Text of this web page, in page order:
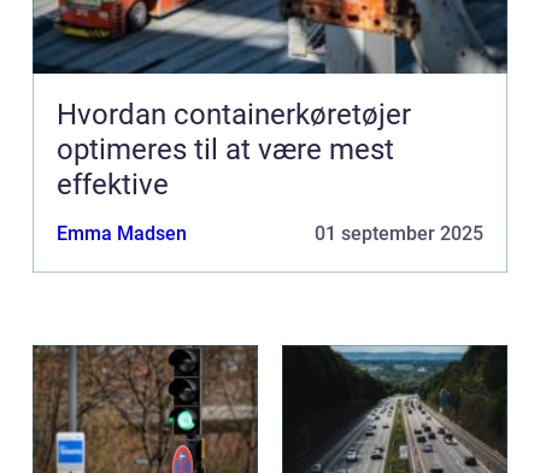
Hvordan containerkøretøjer
optimeres til at være mest
effektive
Emma Madsen 01 september 2025